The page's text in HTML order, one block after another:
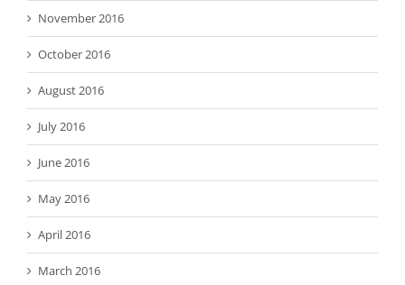
November 2016
October 2016
August 2016
July 2016
June 2016
May 2016
April 2016
March 2016